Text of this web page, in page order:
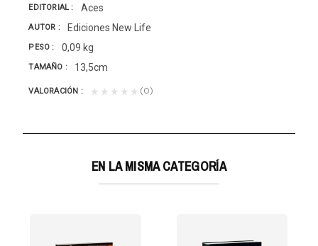
EDITORIAL Aces
AUTOR Ediciones New Life
PESO 0,09 kg
TAMAÑO 13,5cm
VALORACIÓN ★★★★★ (0)
EN LA MISMA CATEGORÍA